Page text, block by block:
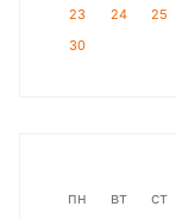
23
24 25
30
пн
вт ст